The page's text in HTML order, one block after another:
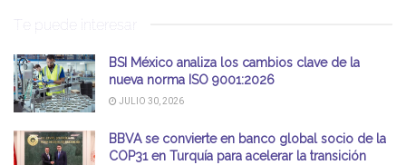
Te puede interesar
BSI México analiza los cambios clave de la
nueva norma ISO 9001:2026
JULIO 30, 2026
BBVA se convierte en banco global socio de la
COP31 en Turquía para acelerar la transición